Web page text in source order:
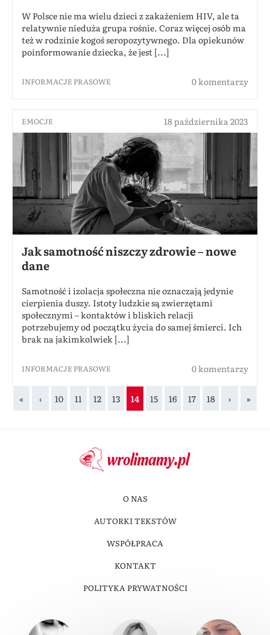
W Polsce nie ma wielu dzieci z zakażeniem HIV, ale ta
relatywnie nieduża grupa rośnie. Coraz więcej osób ma
też w rodzinie kogoś seropozytywnego. Dla opiekunów
poinformowanie dziecka, że jest [...]
INFORMACJE PRASOWE 0 komentarzy
EMOCJE 18 października 2023
Jak samotność niszczy zdrowie – nowe
dane
Samotność i izolacja społeczna nie oznaczają jedynie
cierpienia duszy. Istoty ludzkie są zwierzętami
społecznymi – kontaktów i bliskich relacji
potrzebujemy od początku życia do samej śmierci. Ich
brak na jakimkolwiek [...]
INFORMACJE PRASOWE 0 komentarzy
« ‹ 10 11 12 13 14 15 16 17 18 › »
O NAS
AUTORKI TEKSTÓW
WSPÓŁPRACA
KONTAKT
POLITYKA PRYWATNOŚCI